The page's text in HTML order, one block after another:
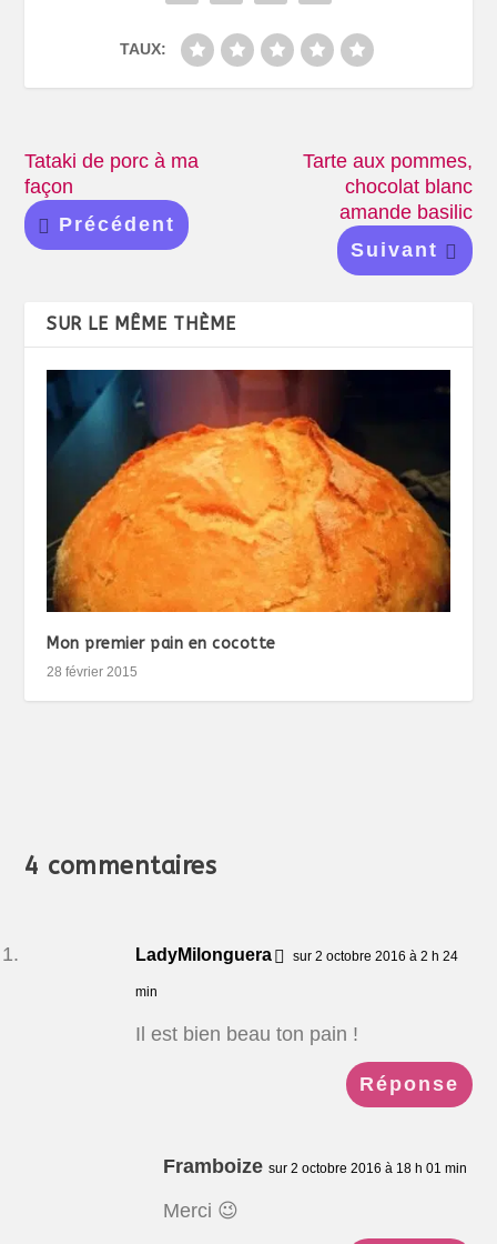
TAUX:
Tataki de porc à ma
façon
Précédent
Tarte aux pommes,
chocolat blanc
amande basilic
Suivant
SUR LE MÊME THÈME
Mon premier pain en cocotte
28 février 2015
4 commentaires
LadyMilonguera sur 2 octobre 2016 à 2 h 24
min
Il est bien beau ton pain !
Réponse
Framboize sur 2 octobre 2016 à 18 h 01 min
Merci 😉